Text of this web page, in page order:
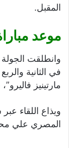
المقبل.
موعد
وانطلقت الجولة
في الثانية
مارتينيز
ويذاع اللقاء
المصري علي